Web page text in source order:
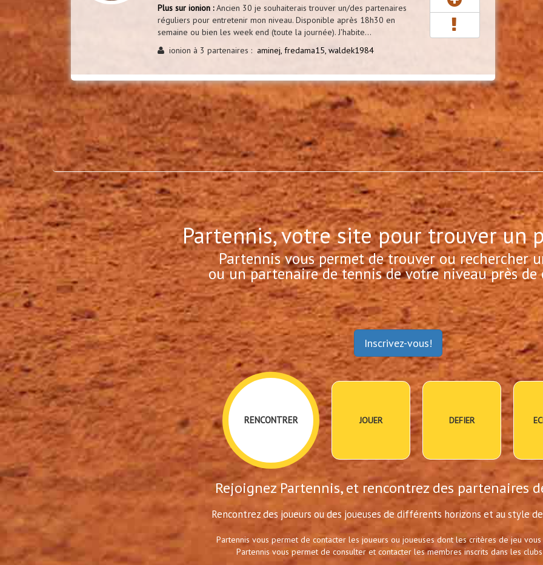
Plus sur ionion :Ancien 30 je souhaiterais trouver un/des partenaires
réguliers pour entretenir mon niveau. Disponible après 18h30 en
semaine ou bien les week end (toute la journée). J'habite...
ionion à 3 partenaires : aminej,fredama15,waldek1984
Partennis, votre site pour trouver un
Partennis vous permet de trouver ou rechercher
ou un partenaire de tennis de votre niveau près de
Inscrivez-vous!
RENCONTRER JOUER DEFIER
Rejoignez Partennis, et rencontrez des partenaires
Rencontrez des joueurs ou des joueuses de différents horizons et au style
Partennis vous permet de contacter les joueurs ou joueuses dont les critères de jeu
Partennis vous permet de consulter et contacter les membres inscrits dans les